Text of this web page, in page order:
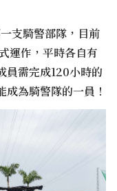
支騎警部隊，目前
運作，平時各自有
員需完成120小時的
為騎警隊的一員！